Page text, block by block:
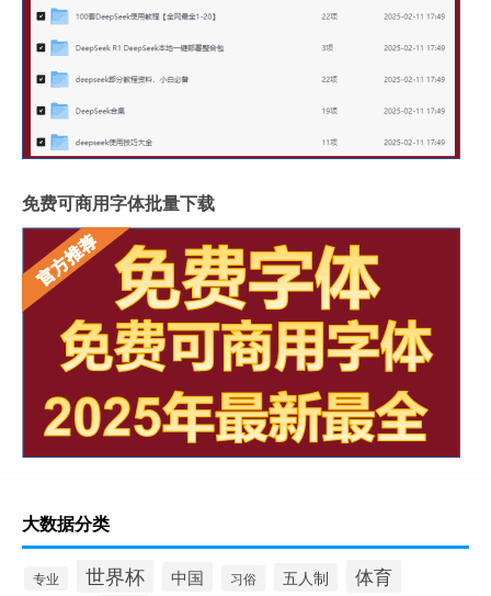
免费可商用字体批量下载
大数据分类
专业 世界杯 中国 习俗 五人制 体育